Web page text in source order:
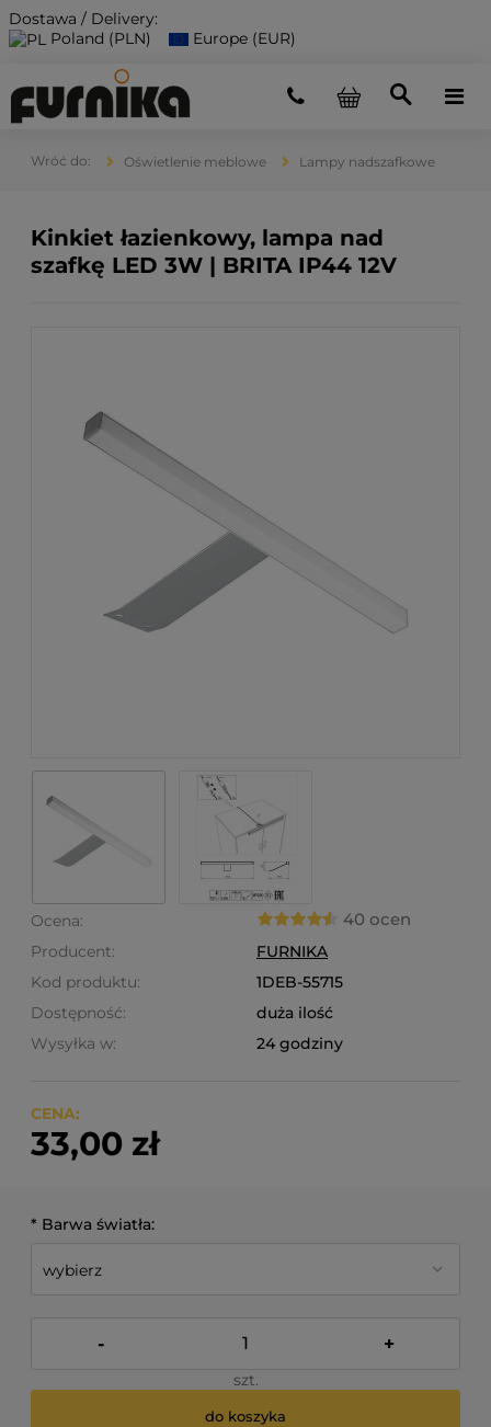
Dostawa / Delivery:
Poland (PLN)
Europe (EUR)
Oświetlenie meblowe Lampy nadszafkowe
Kinkiet łazienkowy, lampa nad
szafkę LED 3W | BRITA IP44 12V
Ocena: 40 ocen
Producent:
FURNIKA
Kod produktu:
1DEB-55715
Dostępność:
duża ilość
Wysyłka w:
24 godziny
CENA:
33,00 zł
* Barwa światła:
- +
szt.
do koszyka